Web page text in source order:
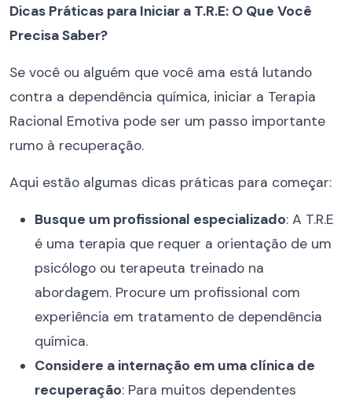
Dicas Práticas para Iniciar a T.R.E: O Que Você
Precisa Saber?
Se você ou alguém que você ama está lutando
contra a dependência química, iniciar a Terapia
Racional Emotiva pode ser um passo importante
rumo à recuperação.
Aqui estão algumas dicas práticas para começar:
Busque um profissional especializado: A T.R.E
é uma terapia que requer a orientação de um
psicólogo ou terapeuta treinado na
abordagem. Procure um profissional com
experiência em tratamento de dependência
química.
Considere a internação em uma clínica de
recuperação: Para muitos dependentes